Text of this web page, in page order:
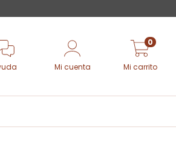
Mi cuenta Mi carrito
0